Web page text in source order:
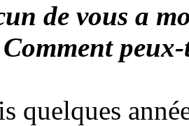
de vous a
quelques